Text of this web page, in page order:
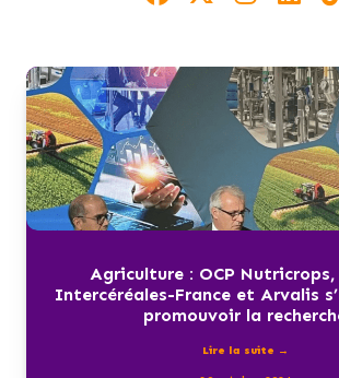
Agriculture : OCP Nutricrops,
Intercéréales-France et Arvalis
promouvoir la
Lire la suite →